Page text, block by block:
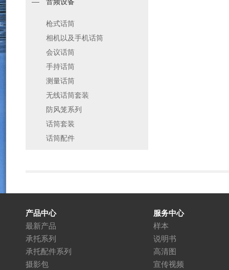
音频设备
枪式话筒
相机以及手机话筒
会议话筒
手持话筒
测量话筒
无线话筒套装
防风笼系列
话筒套装
话筒配件
产品中心
最新产品
承托系列
承托配件系列
摄影包
服务中心
样本
说明书
高清图
宣传视频